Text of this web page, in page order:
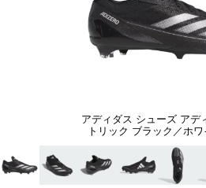
アディダス シューズ アデ
トリック ブラック／ホ